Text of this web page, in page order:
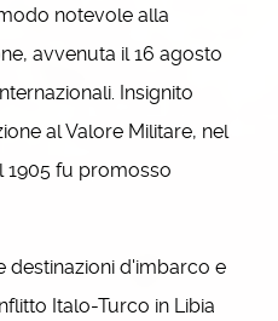
notevole alla
avvenuta il 16 agosto
Insignito
al Valore Militare, nel
1905 fu promosso
d'imbarco e
Italo-Turco in Libia